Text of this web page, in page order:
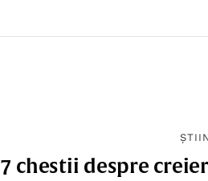
7 chestii despre